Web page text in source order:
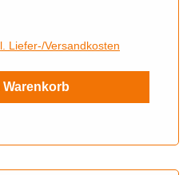
Liefer-/Versandkosten
Warenkorb